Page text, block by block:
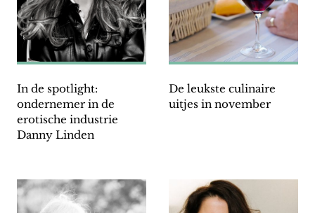
In de spotlight:
ondernemer in de
erotische industrie
Danny Linden
De leukste culinaire
uitjes in november